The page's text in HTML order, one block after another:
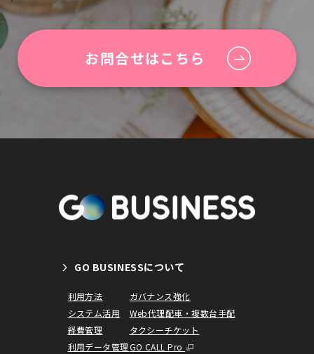
お問合せはこちら
GO BUSINESSについて
利用方法
ガバナンス強化
システム活用
Web代理配車・複数台手配
経費管理
タクシーチケット
利用データ管理GO CALL Pro